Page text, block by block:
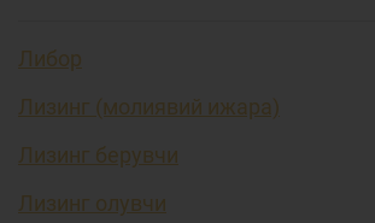
Либор
Лизинг (молиявий ижара)
Лизинг берувчи
Лизинг олувчи